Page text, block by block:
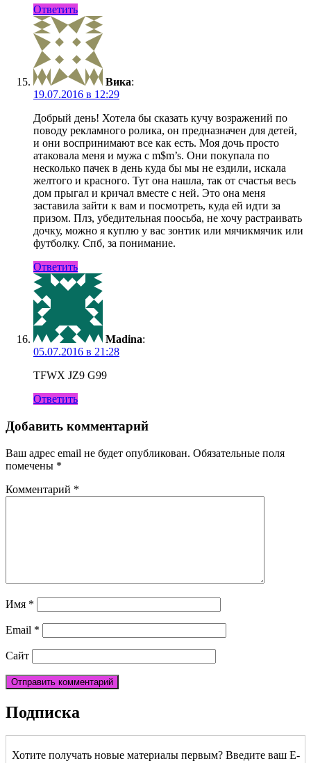
Ответить
Вика:
19.07.2016 в 12:29
Добрый день! Хотела бы сказать кучу возражений по
поводу рекламного ролика, он предназначен для детей,
и они воспринимают все как есть. Моя дочь просто
атаковала меня и мужа с m$m’s. Они покупала по
несколько пачек в день куда бы мы не ездили, искала
желтого и красного. Тут она нашла, так от счастья весь
дом прыгал и кричал вместе с ней. Это она меня
заставила зайти к вам и посмотреть, куда ей идти за
призом. Плз, убедительная поосьба, не хочу растраивать
дочку, можно я куплю у вас зонтик или мячикмячик или
футболку. Спб, за понимание.
Ответить
Madina:
05.07.2016 в 21:28
TFWX JZ9 G99
Ответить
Добавить комментарий
Ваш адрес email не будет опубликован. Обязательные поля
помечены *
Комментарий *
Имя *
Email *
Сайт
Подписка
Хотите получать новые материалы первым? Введите ваш E-